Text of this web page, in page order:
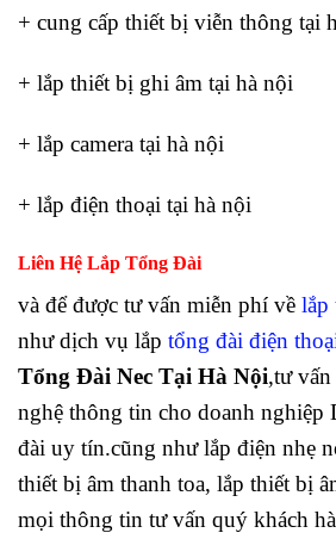
+ cung cấp thiết bị viễn thông tại
+ lắp thiết bị ghi âm tại hà nội
+ lắp camera tại hà nội
+ lắp điện thoại tại hà nội
Liên Hệ Lắp Tổng Đài
và để được tư vấn miễn phí về lắp
như dịch vụ lắp tổng đài điện
Tổng Đài Nec Tại Hà Nội,tư
nghệ thông tin cho doanh nghiệp
đài uy tín.cũng như lắp điện nhẹ
thiết bị âm thanh toa, lắp thiết bị
mọi thông tin tư vấn quý khách